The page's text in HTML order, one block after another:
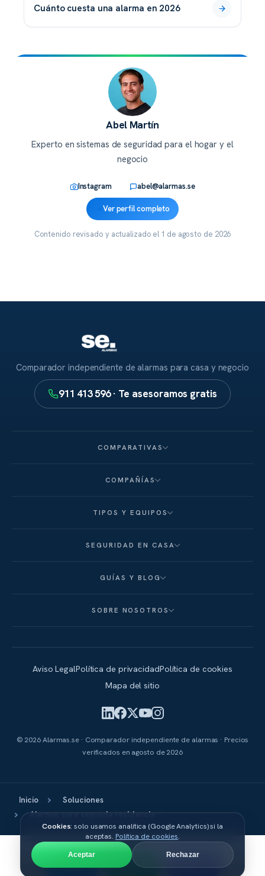
cuánto cuesta una alarma en 2026
Abel Martín
Experto en sistemas de seguridad para el hogar y el
negocio
Instagram abel@alarmas.se
Ver perfil completo
Contenido revisado y actualizado el 1 de agosto de 2026
Comparador independiente de alarmas para casa y negocio
911 413 596 · Te asesoramos gratis
COMPARATIVAS
COMPAÑÍAS
TIPOS Y EQUIPOS
SEGURIDAD EN CASA
GUÍAS Y BLOG
SOBRE NOSOTROS
Aviso LegalPolítica de privacidadPolítica de cookies
Mapa del sitio
© 2026 Alarmas.se · Comparador independiente de alarmas · Precios
verificados en agosto de 2026
Inicio
Soluciones
Alarmas para segunda residencia
Cookies: solo usamos analítica (Google Analytics) si la
aceptas. Política de cookies.
Aceptar Rechazar
Llamar WhatsApp Presupuesto